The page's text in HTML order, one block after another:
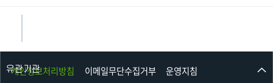
조
개인정보처리방침 이메일무단수집거부 운영지침
유관기관